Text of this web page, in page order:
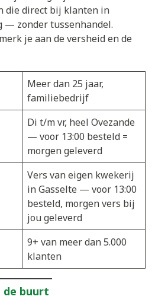
die direct bij klanten in
— zonder tussenhandel.
je aan de versheid en de
Meer dan 25 jaar,
familiebedrijf
Di t/m vr, heel Ovezande
— voor 13:00 besteld =
morgen geleverd
Vers van eigen kwekerij
in Gasselte — voor 13:00
besteld, morgen vers bij
jou geleverd
9+ van meer dan 5.000
klanten
de buurt